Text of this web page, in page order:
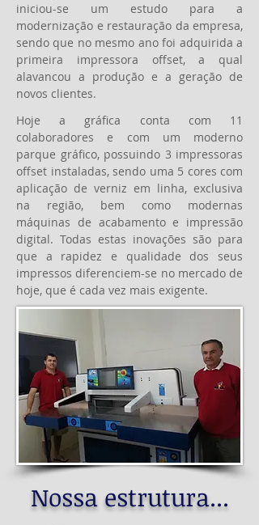
iniciou-se um estudo para a
modernização e restauração da empresa,
sendo que no mesmo ano foi adquirida a
primeira impressora offset, a qual
alavancou a produção e a geração de
novos clientes.
Nossa estrutura...
Hoje a gráfica conta com 11
colaboradores e com um moderno
parque gráfico, possuindo 3 impressoras
offset instaladas, sendo uma 5 cores com
aplicação de verniz em linha, exclusiva
na região, bem como modernas
máquinas de acabamento e impressão
digital. Todas estas inovações são para
que a rapidez e qualidade dos seus
impressos diferenciem-se no mercado de
hoje, que é cada vez mais exigente.